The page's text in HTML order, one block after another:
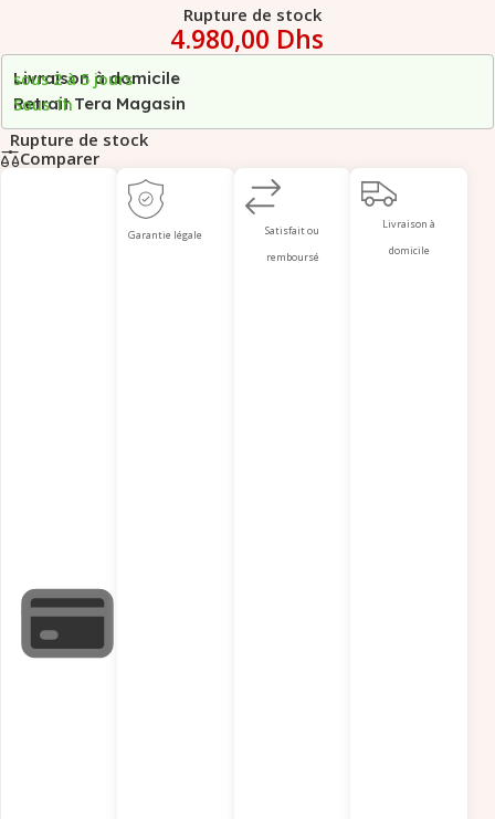
Rupture de stock
4.980,00 Dhs
Livraison à domicile
sous 2 à 5 jours
Retrait Tera Magasin
Sous 1h
Rupture de stock
Comparer
Garantie légale
Satisfait ou
remboursé
Livraison à
domicile